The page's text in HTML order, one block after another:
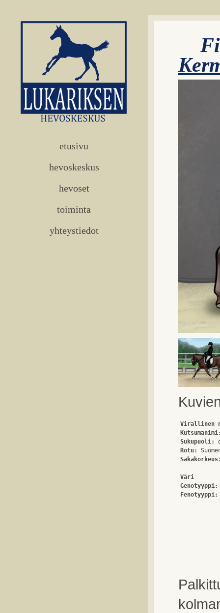
etusivu
hevoskeskus
hevoset
toiminta
yhteystiedot
Virallinen
Sukupuoli:
Rotu:
Väri
Genotyyppi:
Fenotyyppi: